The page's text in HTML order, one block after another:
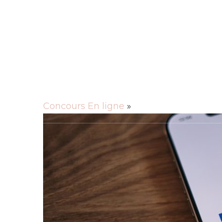
Concours En ligne »